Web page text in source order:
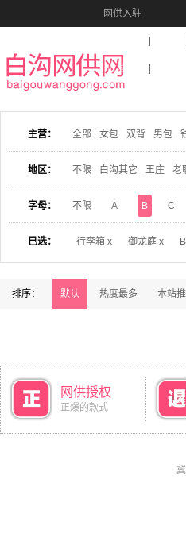
网供入驻
收藏本站
主营： 全部 女包 双背 男包
地区： 不限 白沟其它 王庄 老
字母： 不限 A B C
已选： 行李箱 x 御龙庭 x
排序： 默认 热度最多 本站
网供授权
正爆的款式